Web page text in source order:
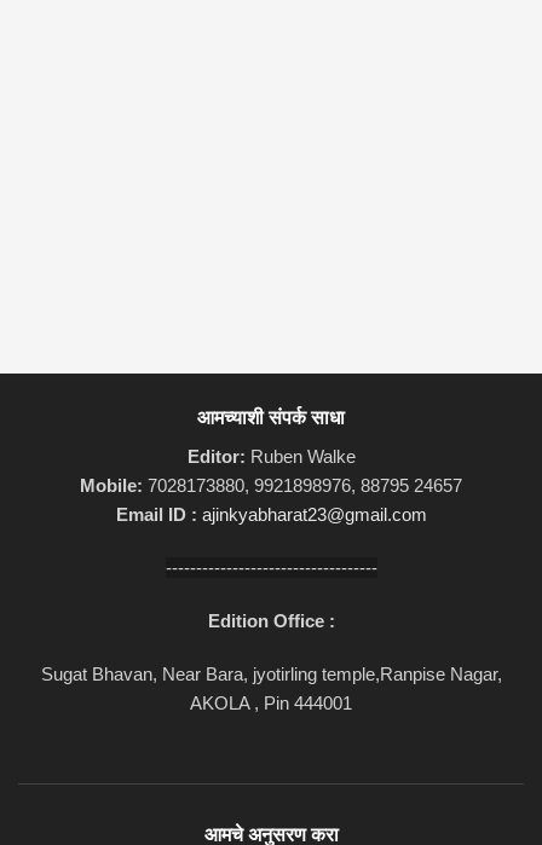
आमच्याशी संपर्क साधा
Editor: Ruben Walke
Mobile: 7028173880, 9921898976, 88795 24657
Email ID : ajinkyabharat23@gmail.com
-----------------------------------
Edition Office :
Sugat Bhavan, Near Bara, jyotirling temple,Ranpise Nagar,
AKOLA , Pin 444001
आमचे अनुसरण करा